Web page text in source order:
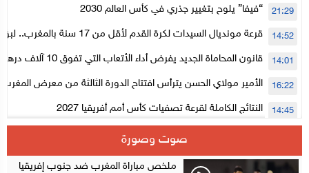
لتنظيمها
“فيفا” يلوح بتغيير جذري في كأس العالم 2030 21:29
قرعة مونديال السيدات لكرة القدم لأقل
المستوى الأول
14:52
قانون المحاماة الجديد يفرض أداء الأتعاب التي تفوق 10 آلاف درهم بالشيك 14:01
الأمير مولاي الحسن يترأس افتتاح الدورة الثالثة من معرض المغرب
الإلكترونية
16:22
النتائج الكاملة لقرعة تصفيات كأس أمم أفريقيا 2027 14:45
سلا.. توقيف ثلاثة مروجين وحجز أكثر من 4300 قرص مخدر وكوكايين وإكستازي
أقراص مهلوسة داخل فضاء للشيشة تستنفر شرطة أكادير 12:48
صوت وصورة
ملخص مباراة المغرب ضد جنوب إفريقيا